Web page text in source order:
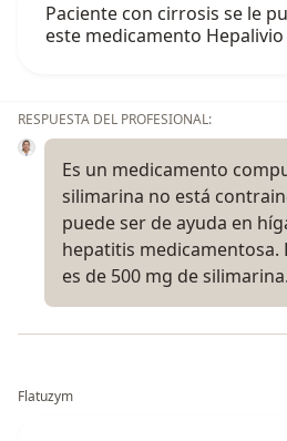
Paciente con cirrosis se le
este medicamento Hepalivio
RESPUESTA DEL PROFESIONAL:
Es un medicamento
silimarina no está
puede ser de ayuda en
hepatitis medicamentosa.
es de 500 mg de
Flatuzym